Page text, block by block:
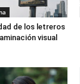
de los letreros
visual